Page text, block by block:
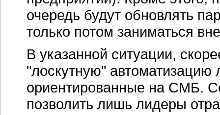
очередь будут обновлять
только потом заниматься
В указанной ситуации,
"лоскутную"
ориентированные на СМБ.
позволить лишь лидеры